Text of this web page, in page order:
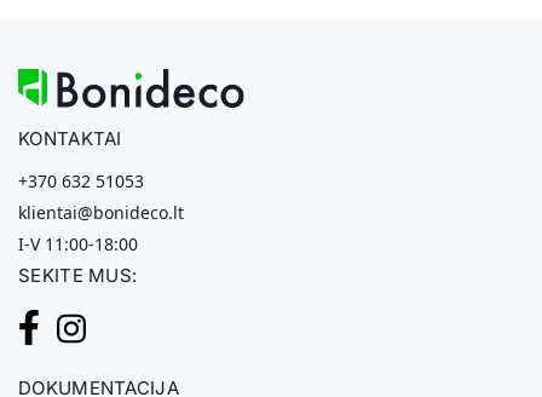
KONTAKTAI
+370 632 51053
klientai@bonideco.lt
I-V 11:00-18:00
SEKITE MUS:
DOKUMENTACIJA